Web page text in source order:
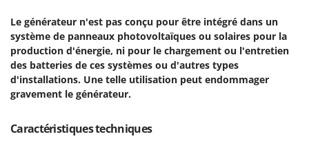
N
Nettoyeurs et Balais à vapeur
Nettoyeurs haute pression
Nettoyeurs tapis, moquettes et tapisseries
P
Peignes vibreurs et Secoueurs à olives
Fimar
FINI
Fiorentini
Fiskars
Fontana Forni
Le générateur n'est pas conçu pour être intégré dans un
système de panneaux photovoltaïques ou solaires pour la
production d'énergie, ni pour le chargement ou l'entretien
des batteries de ces systèmes ou d'autres types
d'installations. Une telle utilisation peut endommager
gravement le générateur.
Caractéristiques techniques